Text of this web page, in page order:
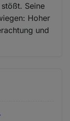
Seine
Hoher
und